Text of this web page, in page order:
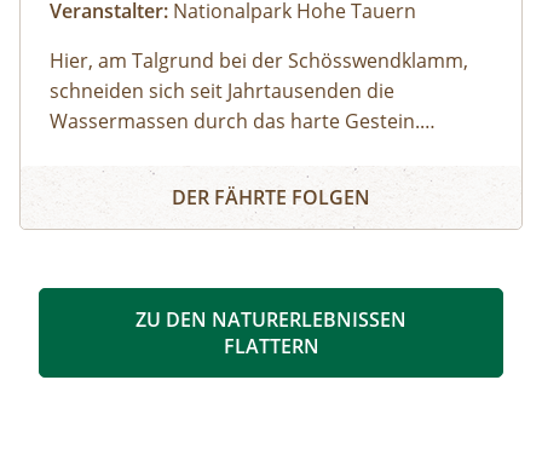
Veranstalter: Nationalpark Hohe Tauern
Hier, am Talgrund bei der Schösswendklamm,
schneiden sich seit Jahrtausenden die
Wassermassen durch das harte Gestein.
Kolke und kleine Wasserfälle entstanden. Der
Klamm folgend geht es weiter bis zum Hintersee
mit Blick über den Talschluss mit seinen
Schösswendklamm und Hintersee
DER FÄHRTE FOLGEN
ZU DEN NATURERLEBNISSEN
FLATTERN